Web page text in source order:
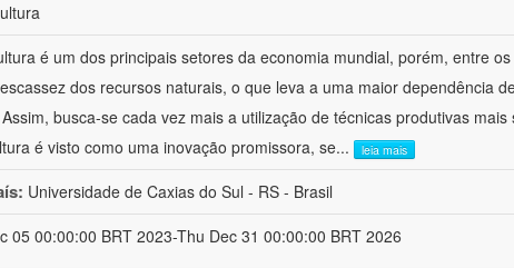
é um dos principais setores da economia mundial, porém, entre
dos recursos naturais, o que leva a uma maior dependência
busca-se cada vez mais a utilização de técnicas produtivas
é visto como uma inovação promissora, se... leia mais
Universidade de Caxias do Sul - RS - Brasil
05 00:00:00 BRT 2023-Thu Dec 31 00:00:00 BRT 2026